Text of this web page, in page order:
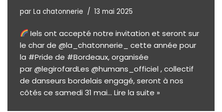
par La chatonnerie 13 mai 2025
Iels ont accepté notre invitation et seront sur
le char de @la_chatonnerie_ cette année pour
la #Pride de #Bordeaux, organisée
par @legirofardLes @humans_officiel , collectif
de danseurs bordelais engagé, seront à nos
côtés ce samedi 31 mai… Lire la suite »